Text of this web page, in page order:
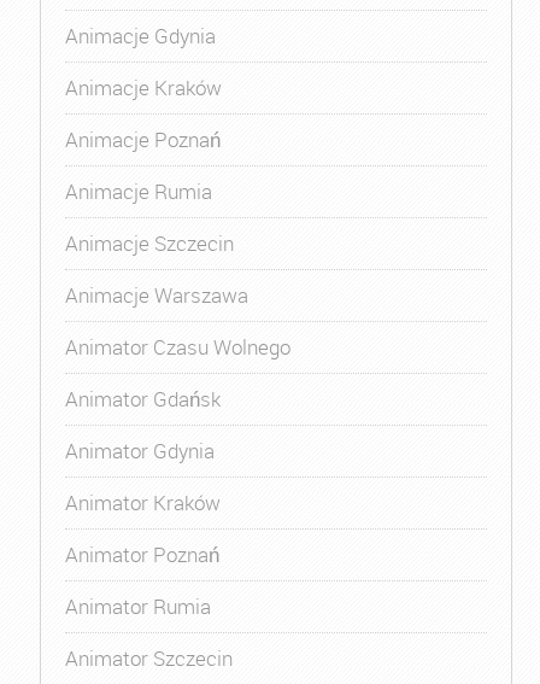
Animacje Gdynia
Animacje Kraków
Animacje Poznań
Animacje Rumia
Animacje Szczecin
Animacje Warszawa
Animator Czasu Wolnego
Animator Gdańsk
Animator Gdynia
Animator Kraków
Animator Poznań
Animator Rumia
Animator Szczecin